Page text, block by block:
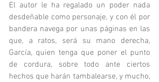
El autor le ha regalado un poder nada
desdeñable como personaje, y con él por
bandera navega por unas páginas en las
que, a ratos, será su mano derecha,
García, quien tenga que poner el punto
de cordura, sobre todo ante ciertos
hechos que harán tambalearse, y mucho,